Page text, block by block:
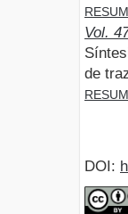
Vol.
de
DOI: